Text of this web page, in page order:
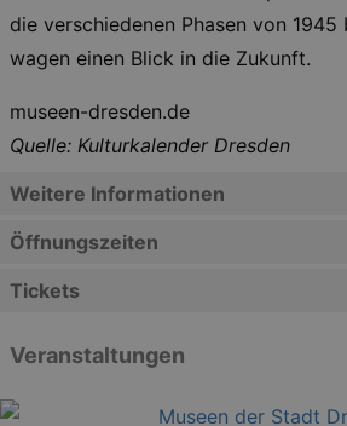
die verschiedenen Phasen von
wagen einen Blick in die Zukunft.
museen-dresden.de
Quelle: Kulturkalender Dresden
Weitere Informationen
Öffnungszeiten
Tickets
Veranstaltungen